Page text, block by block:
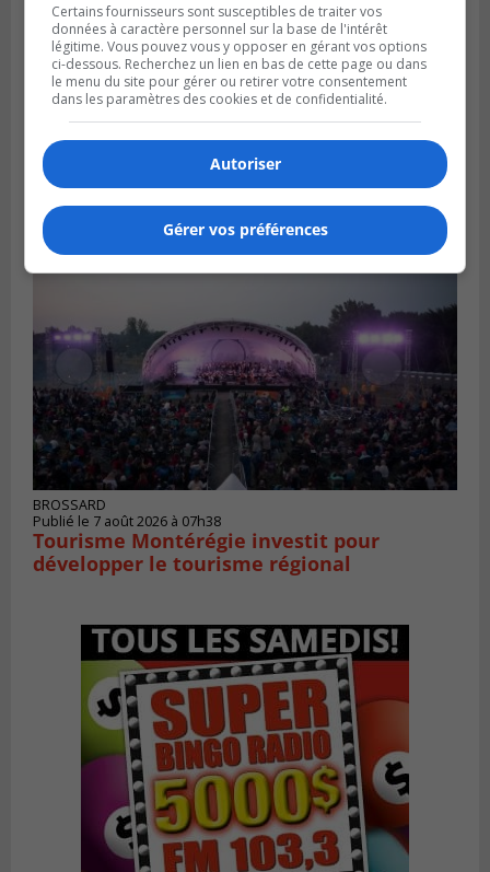
SAINT-BRUNO-DE-MONTARVILLE
Publié le 7 août 2026 à 12h12
Jean-François Cloutier fait le plongeon en
politique
BROSSARD
Publié le 7 août 2026 à 07h38
Tourisme Montérégie investit pour
développer le tourisme régional
Certains fournisseurs sont susceptibles de traiter vos
données à caractère personnel sur la base de l'intérêt
légitime. Vous pouvez vous y opposer en gérant vos options
ci-dessous. Recherchez un lien en bas de cette page ou dans
le menu du site pour gérer ou retirer votre consentement
dans les paramètres des cookies et de confidentialité.
Autoriser
Gérer vos préférences